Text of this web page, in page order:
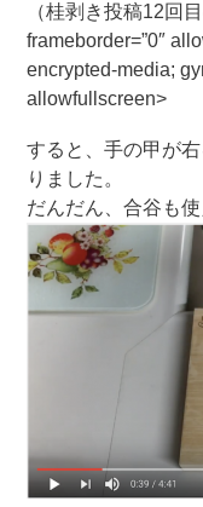
（桂剥き投稿12回
frameborder=”0″
encrypted-media;
allowfullscreen>
すると、手の甲が
りました。
だんだん、合谷も